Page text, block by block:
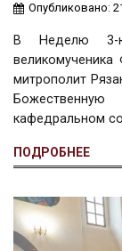
Опубликовано:
В Неделю 3-ю
митрополит
кафедральном
ПОДРОБНЕЕ